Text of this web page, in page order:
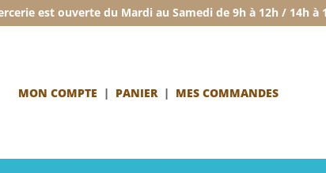
est ouverte du Mardi au Samedi de 9h à 12h / 14h à
MON COMPTE | PANIER | MES COMMANDES